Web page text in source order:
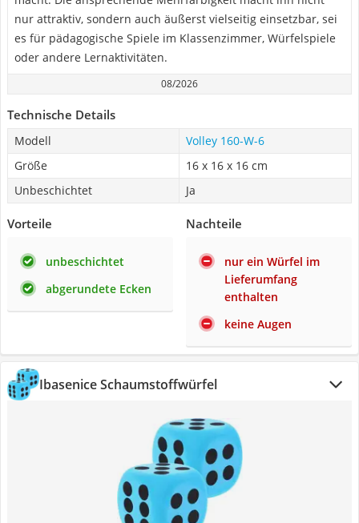
nur attraktiv, sondern auch äußerst vielseitig einsetzbar, sei
es für pädagogische Spiele im Klassenzimmer, Würfelspiele
oder andere Lernaktivitäten.
08/2026
Technische Details
Modell
Volley 160-W-6
Größe
16 x 16 x 16 cm
Unbeschichtet
Ja
Vorteile
unbeschichtet
abgerundete Ecken
Nachteile
nur ein Würfel im
Lieferumfang
enthalten
keine Augen
Ibasenice Schaumstoffwürfel